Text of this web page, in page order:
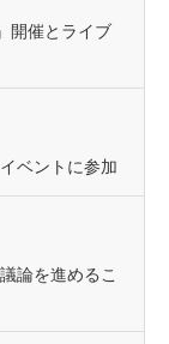
開催とライブ
ベントに参加
論を進めるこ